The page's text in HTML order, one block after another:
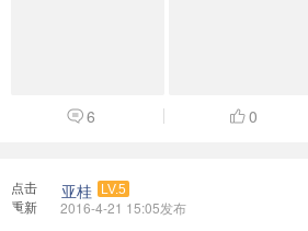
6 0
点击
重新
亚桂 LV.5
2016-4-21 15:05发布